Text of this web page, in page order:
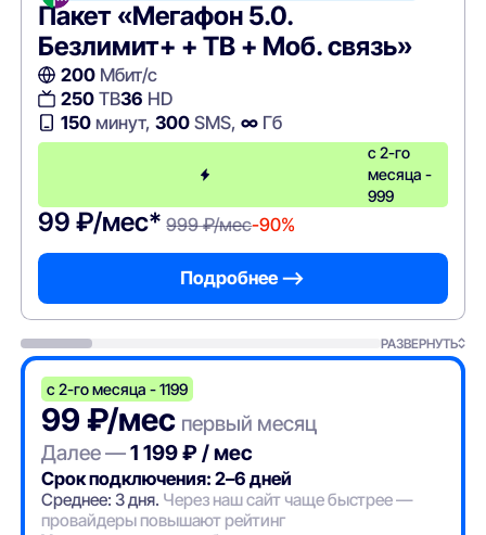
Пакет «Мегафон 5.0.
Безлимит+ + ТВ + Моб. связь»
200Мбит/с
250ТВ36 HD
150минут, 300SMS, ∞Гб
с 2-го
месяца -
999
99 ₽/мес* 999 ₽/мес-90%
Подробнее —>
РАЗВЕРНУТЬ
с 2-го месяца - 1199
99 ₽/мес первый месяц
Далее —1 199 ₽ / мес
Срок подключения: 2–6 дней
Среднее: 3 дня. Через наш сайт чаще быстрее —
провайдеры повышают рейтинг